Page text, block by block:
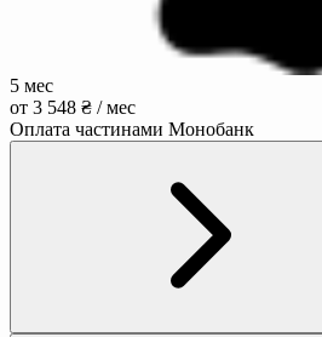
5 мес
от 3 548 ₴ / мес
Оплата частинами Монобанк